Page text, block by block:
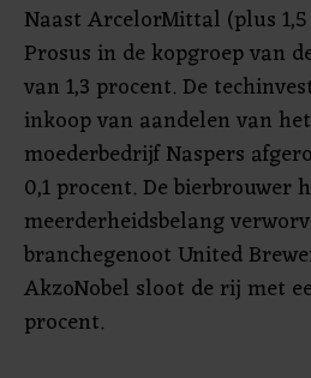
Naast ArcelorMittal (plus
Prosus in de kopgroep van
van 1,3 procent. De
inkoop van aandelen van
moederbedrijf Naspers
0,1 procent. De bierbrouwer
meerderheidsbelang
branchegenoot United
AkzoNobel sloot de rij met
procent.